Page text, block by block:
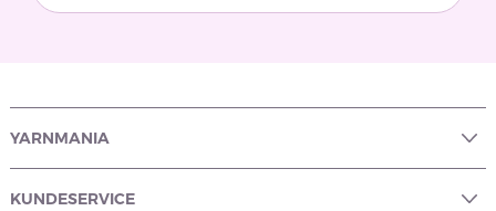
YARNMANIA
KUNDESERVICE